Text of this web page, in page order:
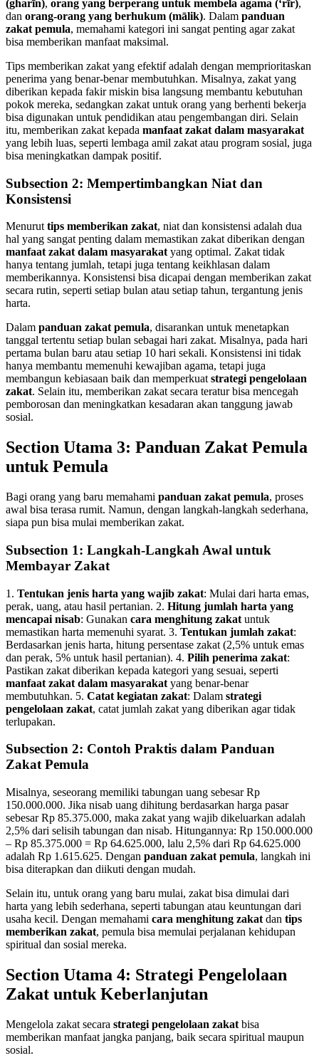
(gharīn), orang yang berperang untuk membela agama (‘rīr),
dan orang-orang yang berhukum (mālik). Dalam panduan
zakat pemula, memahami kategori ini sangat penting agar zakat
bisa memberikan manfaat maksimal.
Tips memberikan zakat yang efektif adalah dengan memprioritaskan
penerima yang benar-benar membutuhkan. Misalnya, zakat yang
diberikan kepada fakir miskin bisa langsung membantu kebutuhan
pokok mereka, sedangkan zakat untuk orang yang berhenti bekerja
bisa digunakan untuk pendidikan atau pengembangan diri. Selain
itu, memberikan zakat kepada manfaat zakat dalam masyarakat
yang lebih luas, seperti lembaga amil zakat atau program sosial, juga
bisa meningkatkan dampak positif.
Subsection 2: Mempertimbangkan Niat dan
Konsistensi
Menuruttips memberikan zakat, niat dan konsistensi adalah dua
hal yang sangat penting dalam memastikan zakat diberikan dengan
manfaat zakat dalam masyarakatyang optimal. Zakat tidak
hanya tentang jumlah, tetapi juga tentang keikhlasan dalam
memberikannya. Konsistensi bisa dicapai dengan memberikan zakat
secara rutin, seperti setiap bulan atau setiap tahun, tergantung jenis
harta.
Dalam panduan zakat pemula, disarankan untuk menetapkan
tanggal tertentu setiap bulan sebagai hari zakat. Misalnya, pada hari
pertama bulan baru atau setiap 10 hari sekali. Konsistensi ini tidak
hanya membantu memenuhi kewajiban agama, tetapi juga
membangun kebiasaan baik dan memperkuatstrategi pengelolaan
zakat. Selain itu, memberikan zakat secara teratur bisa mencegah
pemborosan dan meningkatkan kesadaran akan tanggung jawab
sosial.
Section Utama 3: Panduan Zakat Pemula
untuk Pemula
Bagi orang yang baru memahami panduan zakat pemula, proses
awal bisa terasa rumit. Namun, dengan langkah-langkah sederhana,
siapa pun bisa mulai memberikan zakat.
Subsection 1: Langkah-Langkah Awal untuk
Membayar Zakat
1. Tentukan jenis harta yang wajib zakat: Mulai dari harta emas,
perak, uang, atau hasil pertanian. 2. Hitung jumlah harta yang
mencapai nisab: Gunakan cara menghitung zakat untuk
memastikan harta memenuhi syarat. 3. Tentukan jumlah zakat:
Berdasarkan jenis harta, hitung persentase zakat (2,5% untuk emas
dan perak, 5% untuk hasil pertanian). 4. Pilih penerima zakat:
Pastikan zakat diberikan kepada kategori yang sesuai, seperti
manfaat zakat dalam masyarakat yang benar-benar
membutuhkan. 5. Catat kegiatan zakat: Dalam strategi
pengelolaan zakat, catat jumlah zakat yang diberikan agar tidak
terlupakan.
Subsection 2: Contoh Praktis dalam Panduan
Zakat Pemula
Misalnya, seseorang memiliki tabungan uang sebesar Rp
150.000.000. Jika nisab uang dihitung berdasarkan harga pasar
sebesar Rp 85.375.000, maka zakat yang wajib dikeluarkan adalah
2,5% dari selisih tabungan dan nisab. Hitungannya: Rp 150.000.000
– Rp 85.375.000 = Rp 64.625.000, lalu 2,5% dari Rp 64.625.000
adalah Rp 1.615.625. Dengan panduan zakat pemula, langkah ini
bisa diterapkan dan diikuti dengan mudah.
Selain itu, untuk orang yang baru mulai, zakat bisa dimulai dari
harta yang lebih sederhana, seperti tabungan atau keuntungan dari
usaha kecil. Dengan memahami cara menghitung zakat dan tips
memberikan zakat, pemula bisa memulai perjalanan kehidupan
spiritual dan sosial mereka.
Section Utama 4: Strategi Pengelolaan
Zakat untuk Keberlanjutan
Mengelola zakat secara strategi pengelolaan zakat bisa
memberikan manfaat jangka panjang, baik secara spiritual maupun
sosial.